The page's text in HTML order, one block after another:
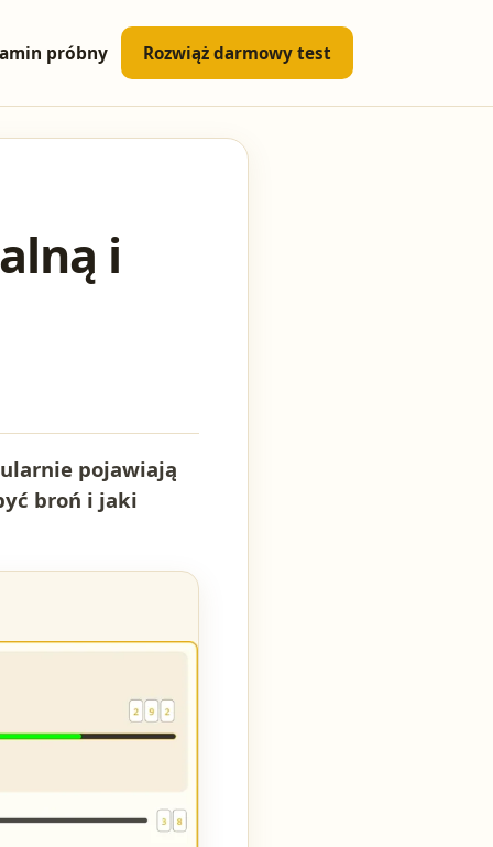
próbny Rozwiąż darmowy test
i
pojawiają
broń i jaki